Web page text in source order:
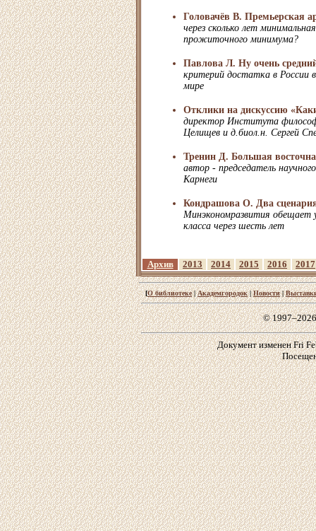
Головачёв В. Премьерская
через сколько лет
прожиточного минимума?
Павлова Л. Ну очень
критерий достатка в России
мире
Отклики на дискуссию
директор Института
Целищев и д.биол.н. Сергей
Тренин Д. Большая
автор - председатель
Карнеги
Кондрашова О. Два
Минэкономразвития обещает
класса через шесть лет
Архив 2013 2014 2015 2016 2017
[О библиотеке|Академгородок|Новости|
©
Документ изменен Fri